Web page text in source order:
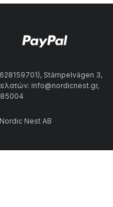
Stämpelvägen 3,
info@nordicnest.gr,
Nest AB